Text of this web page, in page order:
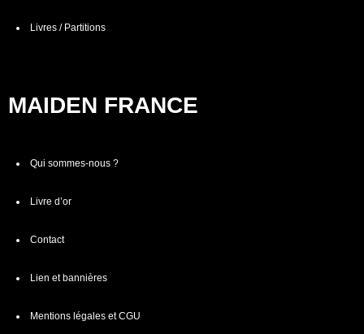
Livres / Partitions
MAIDEN FRANCE
Qui sommes-nous ?
Livre d’or
Contact
Lien et bannières
Mentions légales et CGU